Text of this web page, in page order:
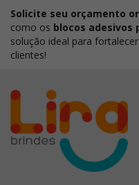
Solicite seu orçamento
como os blocos adesivos
solução ideal para
clientes!